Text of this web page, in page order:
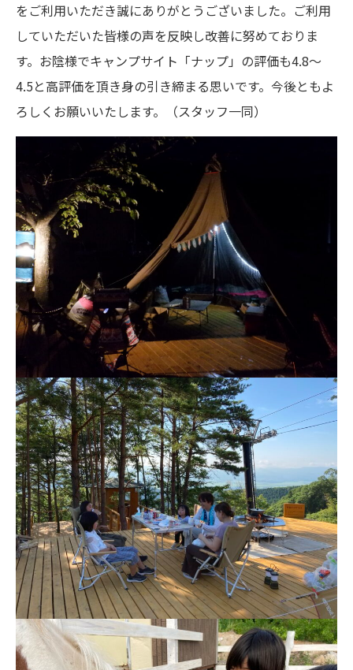
をご利用いただき誠にありがとうございました。ご利用
していただいた皆様の声を反映し改善に努めておりま
す。お陰様でキャンプサイト「ナップ」の評価も4.8～
4.5と高評価を頂き身の引き締まる思いです。今後ともよ
ろしくお願いいたします。（スタッフ一同）